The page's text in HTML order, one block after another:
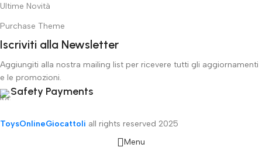
Ultime Novità
Purchase Theme
Iscriviti alla Newsletter
Aggiungiti alla nostra mailing list per ricevere tutti gli aggiornamenti
e le promozioni.
Safety Payments
ToysOnlineGiocattoli all rights reserved 2025
Menu